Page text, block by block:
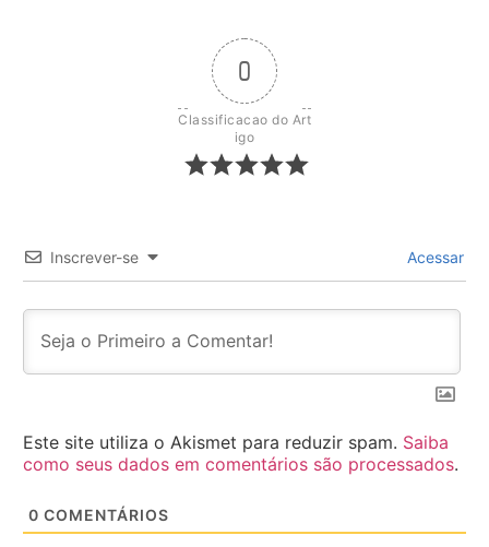
0
Classificacao do Art
igo
Inscrever-se Acessar
Este site utiliza o Akismet para reduzir spam. Saiba
como seus dados em comentários são processados.
0 COMENTÁRIOS